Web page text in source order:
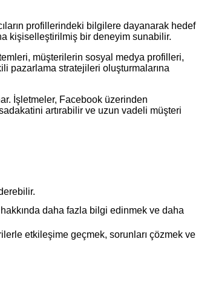
profillerindeki bilgilere dayanarak hedef
kişiselleştirilmiş bir deneyim sunabilir.
müşterilerin sosyal medya profilleri,
pazarlama stratejileri oluşturmalarına
İşletmeler, Facebook üzerinden
artırabilir ve uzun vadeli müşteri
daha fazla bilgi edinmek ve daha
etkileşime geçmek, sorunları çözmek ve